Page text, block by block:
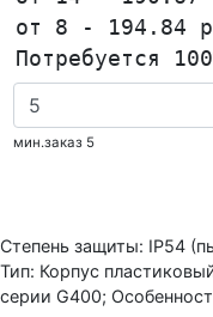
от 8 - 194.84
Потребуется
мин.заказ 5
Степень защиты: IP54
Тип: Корпус
серии G400;